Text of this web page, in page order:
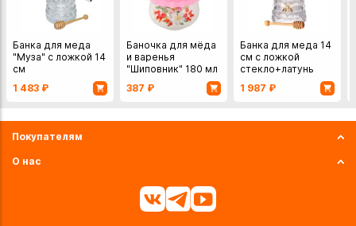
Банка для меда
"Муза" с ложкой 14
см
1 483 ₽
Баночка для мёда
и варенья
"Шиповник" 180 мл
387 ₽
Банка для меда 14
см с ложкой
стекло+латунь
1 987 ₽
Покупателям
О нас